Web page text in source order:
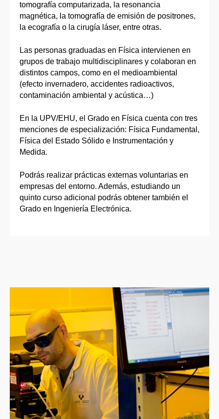
tomografía computarizada, la resonancia
magnética, la tomografía de emisión de positrones,
la ecografía o la cirugía láser, entre otras.
Las personas graduadas en Física intervienen en
grupos de trabajo multidisciplinares y colaboran en
distintos campos, como en el medioambiental
(efecto invernadero, accidentes radioactivos,
contaminación ambiental y acústica…)
En la UPV/EHU, el Grado en Física cuenta con tres
menciones de especialización: Física Fundamental,
Física del Estado Sólido e Instrumentación y
Medida.
Podrás realizar prácticas externas voluntarias en
empresas del entorno. Además, estudiando un
quinto curso adicional podrás obtener también el
Grado en Ingeniería Electrónica.